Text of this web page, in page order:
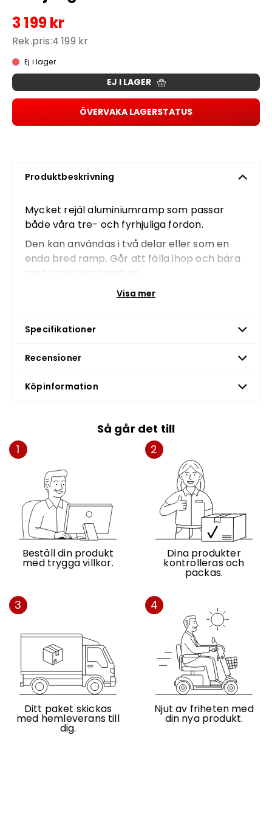
3 199 kr
Rek.pris:4 199 kr
Ej i lager
EJ I LAGER
ÖVERVAKA LAGERSTATUS
Produktbeskrivning
Mycket rejäl aluminiumramp som passar
både våra tre- och fyrhjuliga fordon.
Den kan användas i två delar eller som en
enda bred ramp. Går att fälla ihop och bära
med praktiska handtag.
Mått (LxB):214cm x 74cm
Hopfällbar med handtag
Klarar även större fordon
Visa mer
Specifikationer
Recensioner
Köpinformation
Så går det till
1
Beställ din produkt
med trygga villkor.
2
Dina produkter
kontrolleras och
packas.
3
Ditt paket skickas
med hemleverans till
dig.
4
Njut av friheten med
din nya produkt.